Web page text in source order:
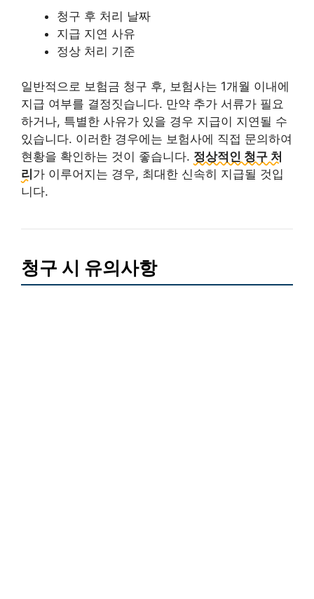
청구 후 처리 날짜
지급 지연 사유
정상 처리 기준
일반적으로 보험금 청구 후, 보험사는 1개월 이내에
지급 여부를 결정짓습니다. 만약 추가 서류가 필요
하거나, 특별한 사유가 있을 경우 지급이 지연될 수
있습니다. 이러한 경우에는 보험사에 직접 문의하여
현황을 확인하는 것이 좋습니다. 정상적인 청구 처
리 가 이루어지는 경우, 최대한 신속히 지급될 것입
니다.
청구 시 유의사항